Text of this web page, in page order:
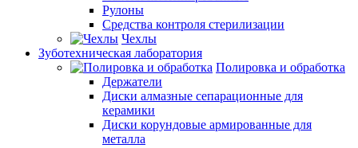
Рулоны
Средства контроля стерилизации
Чехлы
Зуботехническая лаборатория
Полировка и обработка
Держатели
Диски алмазные сепарационные для
керамики
Диски корундовые армированные для
металла